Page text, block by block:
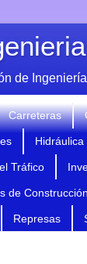
de
Carreteras
Hidráulica
Tráfico
de Construcción
Represas